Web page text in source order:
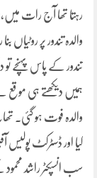
رہتا تھا آج رات میں،
والدہ تندور پر روٹیاں
تندور کے پاس پہنچے تو
ہمیں دیکھتے ہی
والدہ فوت ہو گئی۔
کیا اور ڈسٹرکٹ
سب انسپکٹر راشد